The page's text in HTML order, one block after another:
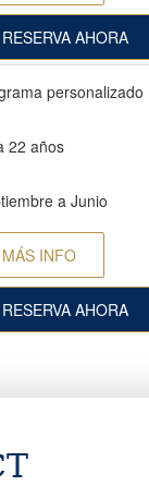
RESERVA AHORA
personalizado
22 años
a Junio
MÁS INFO
RESERVA AHORA